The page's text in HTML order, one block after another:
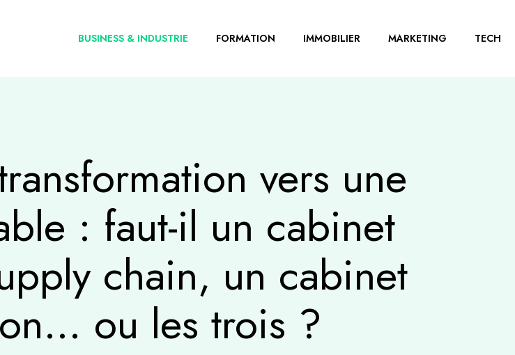
BUSINESS & INDUSTRIE FORMATION IMMOBILIER MARKETING TECH
vers une
: faut-il un cabinet
chain, un cabinet
ou les trois ?